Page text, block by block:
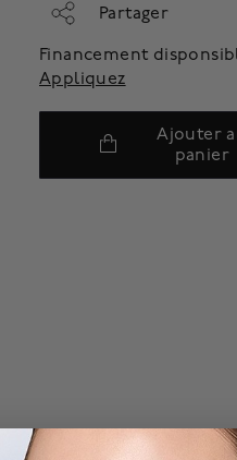
Partager
Financement
Appliquez
Ajouter
panier